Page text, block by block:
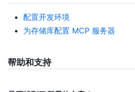
配置开发环境
为存储库配置 MCP 服务器
帮助和支持